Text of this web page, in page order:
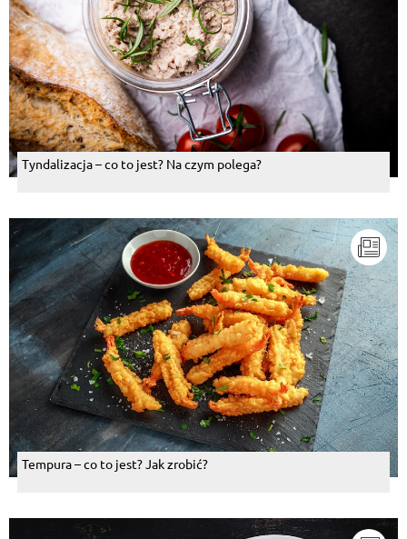
Tyndalizacja – co to jest? Na czym polega?
Tempura – co to jest? Jak zrobić?